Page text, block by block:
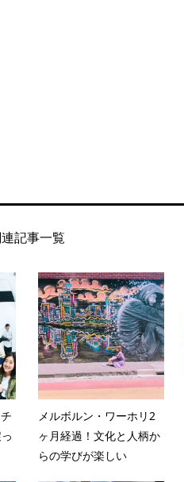
記事一覧
メルボルン・ワーホリ2
ヶ月経過！文化と人柄か
らの学びが楽しい